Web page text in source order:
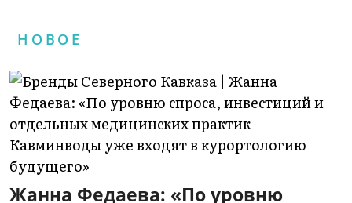
НОВОЕ
Жанна Федаева: «По уровню